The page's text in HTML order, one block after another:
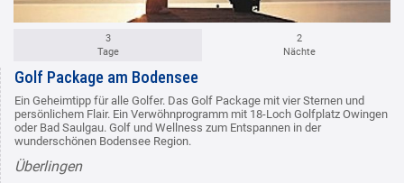
3
Tage
2
Nächte
Golf Package am Bodensee
Ein Geheimtipp für alle Golfer. Das Golf Package mit vier Sternen und
persönlichem Flair. Ein Verwöhnprogramm mit 18-Loch Golfplatz Owingen
oder Bad Saulgau. Golf und Wellness zum Entspannen in der
wunderschönen Bodensee Region.
Überlingen